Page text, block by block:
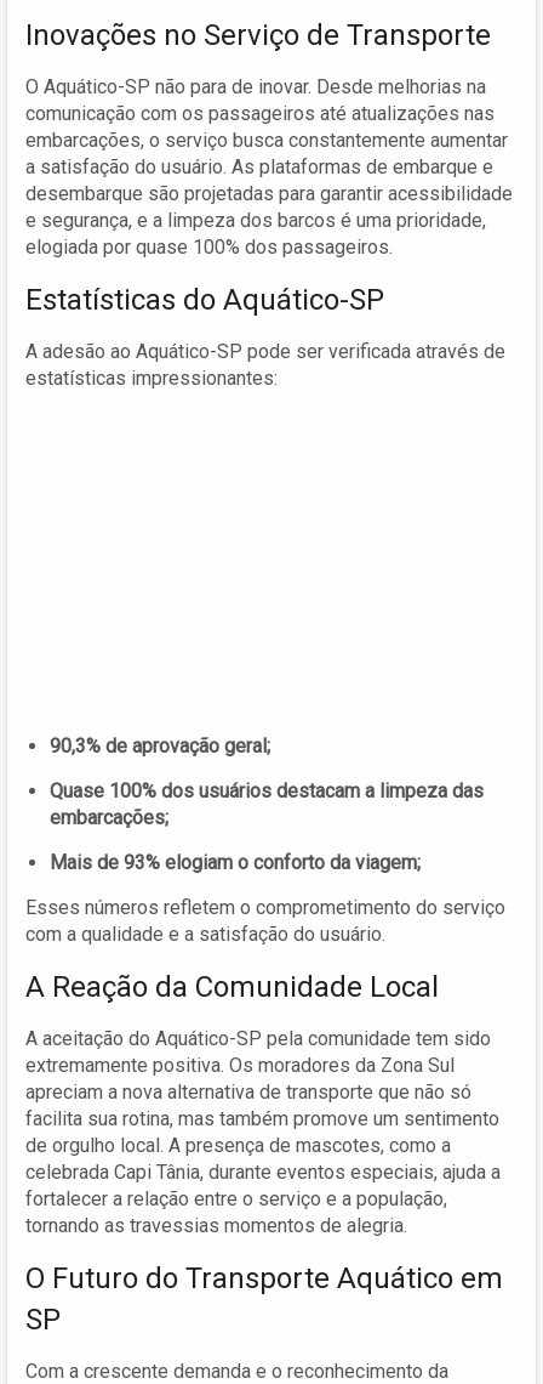
Inovações no Serviço de Transporte
O Aquático-SP não para de inovar. Desde melhorias na
comunicação com os passageiros até atualizações nas
embarcações, o serviço busca constantemente aumentar
a satisfação do usuário. As plataformas de embarque e
desembarque são projetadas para garantir acessibilidade
e segurança, e a limpeza dos barcos é uma prioridade,
elogiada por quase 100% dos passageiros.
Estatísticas do Aquático-SP
A adesão ao Aquático-SP pode ser verificada através de
estatísticas impressionantes:
90,3% de aprovação geral;
Quase 100% dos usuários destacam a limpeza das
embarcações;
Mais de 93% elogiam o conforto da viagem;
Esses números refletem o comprometimento do serviço
com a qualidade e a satisfação do usuário.
A Reação da Comunidade Local
A aceitação do Aquático-SP pela comunidade tem sido
extremamente positiva. Os moradores da Zona Sul
apreciam a nova alternativa de transporte que não só
facilita sua rotina, mas também promove um sentimento
de orgulho local. A presença de mascotes, como a
celebrada Capi Tânia, durante eventos especiais, ajuda a
fortalecer a relação entre o serviço e a população,
tornando as travessias momentos de alegria.
O Futuro do Transporte Aquático em
SP
Com a crescente demanda e o reconhecimento da